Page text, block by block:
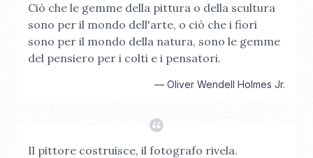
Ciò che le gemme della pittura o della scultura
sono per il mondo dell'arte, o ciò che i fiori
sono per il mondo della natura, sono le gemme
del pensiero per i colti e i pensatori.
— Oliver Wendell Holmes Jr.
Il pittore costruisce, il fotografo rivela.